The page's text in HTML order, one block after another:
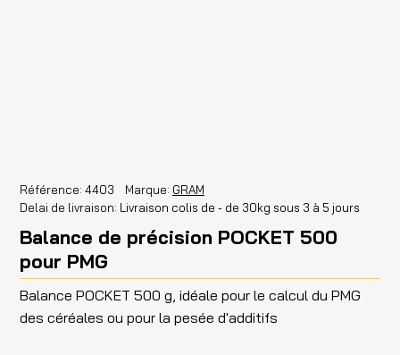
Référence 4403 Marque GRAM
Delai de livraison Livraison colis de - de 30kg sous 3 à 5 jours
Balance de précision POCKET 500
pour PMG
Balance POCKET 500 g, idéale pour le calcul du PMG
des céréales ou pour la pesée d'additifs